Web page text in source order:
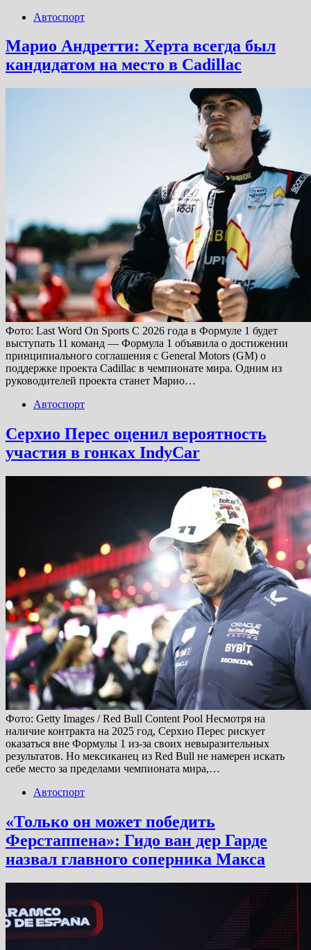
Автоспорт
Марио Андретти: Херта всегда был
кандидатом на место в Cadillac
Фото: Last Word On Sports С 2026 года в Формуле 1 будет
выступать 11 команд — Формула 1 объявила о достижении
принципиального соглашения с General Motors (GM) о
поддержке проекта Cadillac в чемпионате мира. Одним из
руководителей проекта станет Марио…
Автоспорт
Серхио Перес оценил вероятность
участия в гонках IndyCar
Фото: Getty Images / Red Bull Content Pool Несмотря на
наличие контракта на 2025 год, Серхио Перес рискует
оказаться вне Формулы 1 из-за своих невыразительных
результатов. Но мексиканец из Red Bull не намерен искать
себе место за пределами чемпионата мира,…
Автоспорт
«Только он может победить
Ферстаппена»: Гидо ван дер Гарде
назвал главного соперника Макса